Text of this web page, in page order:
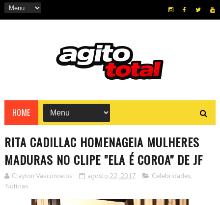
HOME
RITA CADILLAC HOMENAGEIA MULHERES
MADURAS NO CLIPE "ELA É COROA" DE JF
Clayton Vasconcelos agosto 22, 2017 Celebridades,
Notícias